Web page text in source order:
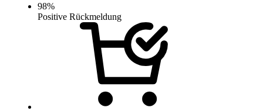
98%
Positive Rückmeldung